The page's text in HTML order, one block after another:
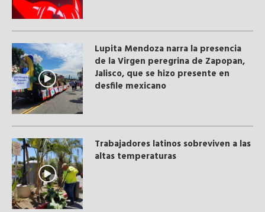
Lupita Mendoza narra la presencia
de la Virgen peregrina de Zapopan,
Jalisco, que se hizo presente en
desfile mexicano
Trabajadores latinos sobreviven a las
altas temperaturas